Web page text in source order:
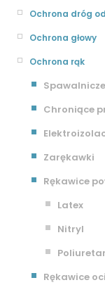
Ochrona dróg
Ochrona głowy
Ochrona rąk
Spawalnicze
Chroniące
Zarękawki
Rękawice
Latex
Nitryl
Rękawice